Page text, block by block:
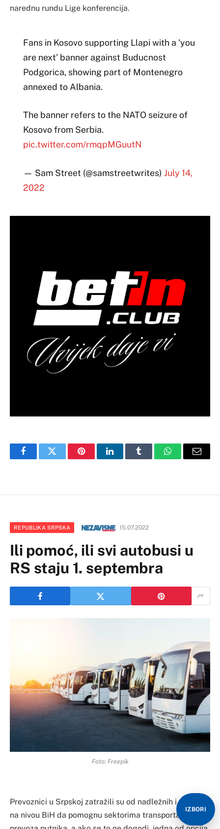
narednu rundu Lige konferencija.
Fans in Kosovo supporting Llapi with a 'you
are next' banner against Buducnost
Podgorica, showing part of Montenegro
annexed to Albania.
The banner refers to the NATO seizure of
Kosovo from Serbia.
pic.twitter.com/rmqpMGuutN
— Sam Street (@samstreetwrites) July 14,
2022
FacebookTwitter PinterestLinkedInTumblr WhatsAppEmail
REPUBLIKA SRPSKA 15.07.2022
Ili pomoć, ili svi autobusi u
RS staju 1. septembra
Foto: Freepik
Prevoznici u Srpskoj zatražili su od nadležnih i u RS i
na nivou BiH da pomognu sektorima transporta robe i
IZBORI